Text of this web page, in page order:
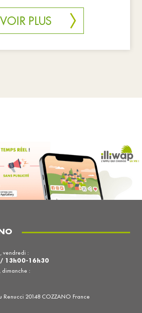
VOIR PLUS
Renucci 20148 COZZANO France
vendredi :
13h00-16h30
dimanche :